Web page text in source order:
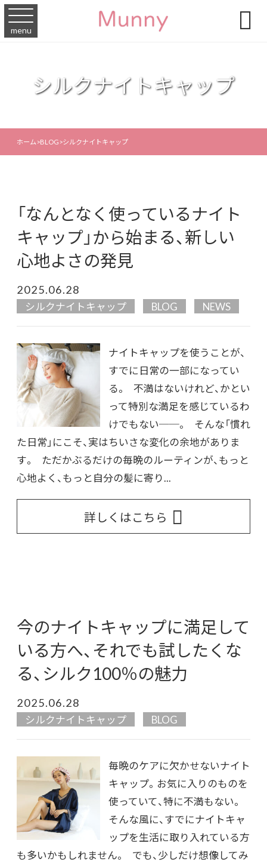
menu 
シルクナイトキャップ
ホーム>BLOG>シルクナイトキャップ
「なんとなく使っているナイト
キャップ」から始まる、新しい
心地よさの発見
2025.06.28
シルクナイトキャップ BLOG NEWS
ナイトキャップを使うことが、
すでに日常の一部になってい
る。 不満はないけれど、かとい
って特別な満足を感じているわ
けでもない──。 そんな「慣れ
た日常」にこそ、実はちいさな変化の余地がありま
す。 ただかぶるだけの毎晩のルーティンが、もっと
心地よく、もっと自分の髪に寄り...
詳しくはこちら
今のナイトキャップに満足して
いる方へ、それでも試したくな
る、シルク100％の魅力
2025.06.28
シルクナイトキャップ BLOG
毎晩のケアに欠かせないナイト
キャップ。お気に入りのものを
使っていて、特に不満もない。
そんな風に、すでにナイトキャ
ップを生活に取り入れている方
も多いかもしれません。 でも、少しだけ想像してみ